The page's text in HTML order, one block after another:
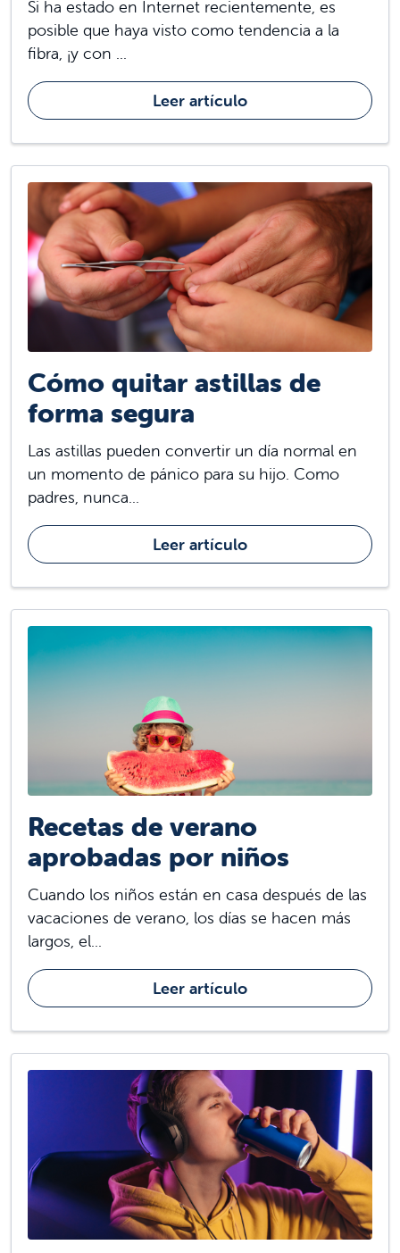
Si ha estado en Internet recientemente, es
posible que haya visto como tendencia a la
fibra, ¡y con ...
Leer artículo
Cómo quitar astillas de
forma segura
Las astillas pueden convertir un día normal en
un momento de pánico para su hijo. Como
padres, nunca...
Leer artículo
Recetas de verano
aprobadas por niños
Cuando los niños están en casa después de las
vacaciones de verano, los días se hacen más
largos, el...
Leer artículo